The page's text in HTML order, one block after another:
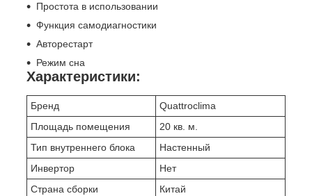
Простота в использовании
Функция самодиагностики
Авторестарт
Режим сна
Характеристики:
Бренд
Quattroclima
Площадь помещения
20 кв. м.
Тип внутреннего блока
Настенный
Инвертор
Нет
Страна сборки
Китай